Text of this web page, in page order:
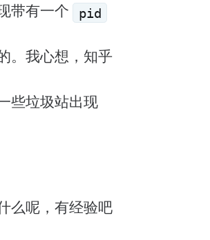
带有一个
pid
。我心想，知乎
些垃圾站出现
么呢，有经验吧